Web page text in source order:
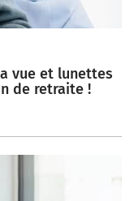
vue et lunettes
de retraite !